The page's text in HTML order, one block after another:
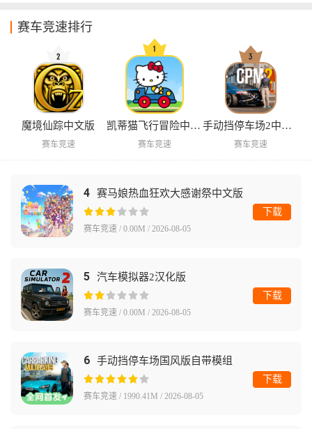
赛车竞速排行
魔境仙踪中文版
赛车竞速
凯蒂猫飞行冒险中文版
赛车竞速
手动挡停车场2中文版
赛车竞速
4 赛马娘热血狂欢大感谢祭中文版
赛车竞速 / 0.00M / 2026-08-05
下载
5 汽车模拟器2汉化版
赛车竞速 / 0.00M / 2026-08-05
下载
6 手动挡停车场国风版自带模组
赛车竞速 / 1990.41M / 2026-08-05
下载